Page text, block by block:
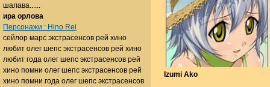
Izumi Ako
шалава......
ира орлова
Персонажи : Hino Rei
сейлор марс экстрасенсов рей хино
любит олег шепс экстрасенсов рей хино
любит года олег шепс экстрасенсов рей
хино помни олег шепс экстрасенсов рей
хино помни года олег шепс экстрасенсов